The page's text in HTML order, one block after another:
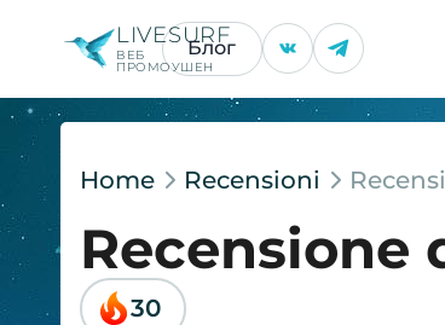
LIVESURF
ВЕБ
ПРОМОУШЕН
Блог
Home Recensioni
Recensione
30